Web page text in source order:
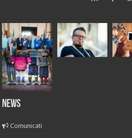
News
Comunicati